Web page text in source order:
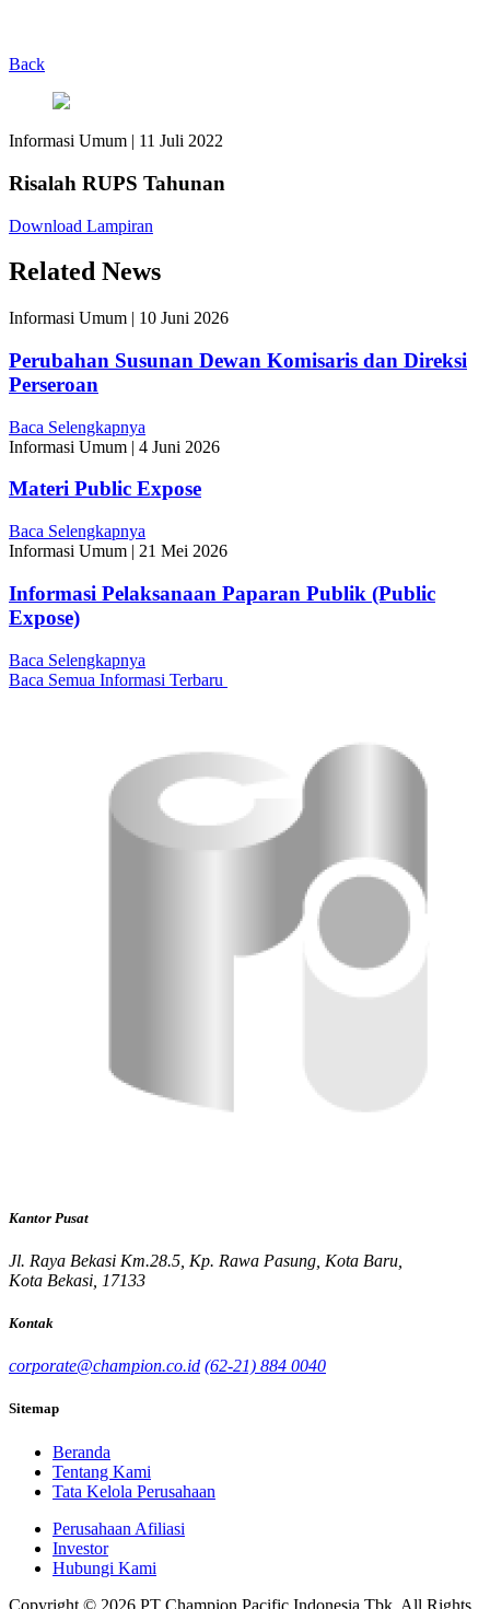
Back
Informasi Umum | 11 Juli 2022
Risalah RUPS Tahunan
Download Lampiran
Related News
Informasi Umum | 10 Juni 2026
Perubahan Susunan Dewan Komisaris dan Direksi
Perseroan
Baca Selengkapnya
Informasi Umum | 4 Juni 2026
Materi Public Expose
Baca Selengkapnya
Informasi Umum | 21 Mei 2026
Informasi Pelaksanaan Paparan Publik (Public
Expose)
Baca Selengkapnya
Baca Semua Informasi Terbaru
Kantor Pusat
Jl. Raya Bekasi Km.28.5, Kp. Rawa Pasung, Kota Baru,
Kota Bekasi, 17133
Kontak
corporate@champion.co.id (62-21) 884 0040
Sitemap
Beranda
Tentang Kami
Tata Kelola Perusahaan
Perusahaan Afiliasi
Investor
Hubungi Kami
Copyright © 2026 PT Champion Pacific Indonesia Tbk. All Rights